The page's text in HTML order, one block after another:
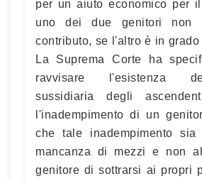
per un aiuto economico per
uno dei due genitori non
contributo, se l'altro è in
La Suprema Corte ha
ravvisare l'esistenza
sussidiaria degli
l'inadempimento di un
che tale inadempimento
mancanza di mezzi e non
genitore di sottrarsi ai propri